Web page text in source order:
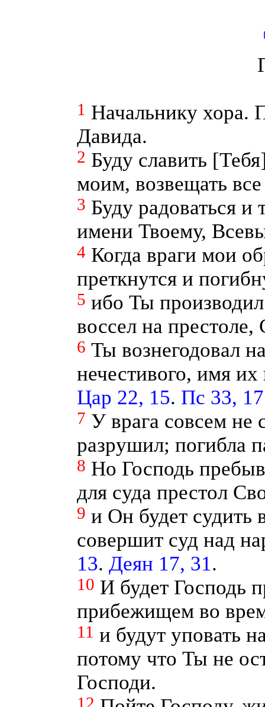
1 Начальнику хора.
Давида.
2 Буду славить
моим, возвещать
3 Буду радоваться и
имени Твоему,
4 Когда враги мои
преткнутся и
5 ибо Ты
воссел на
6 Ты вознегодовал
нечестивого, имя
Цар 22, 15. Пс 33, 17
7 У врага совсем не
разрушил; погибла
8 Но Господь
для суда престол
9 и Он будет судить
совершит суд над
13. Деян 17, 31.
10 И будет Господь
прибежищем во
11 и будут уповать
потому что Ты не
Господи.
12